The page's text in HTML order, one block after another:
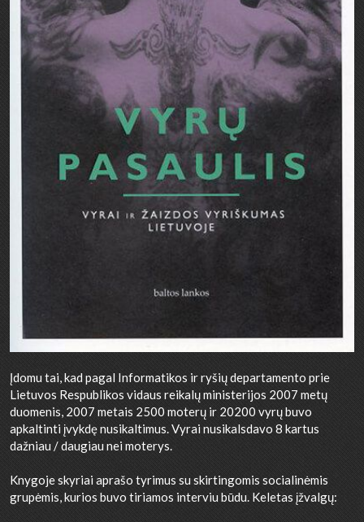
Įdomu tai, kad pagal Informatikos ir ryšių departamento prie
Lietuvos Respublikos vidaus reikalų ministerijos 2007 metų
duomenis, 2007 metais 2500 moterų ir 20200 vyrų buvo
apkaltinti įvykdę nusikaltimus. Vyrai nusikalsdavo 8 kartus
dažniau / daugiau nei moterys.
Knygoje skyriai aprašo tyrimus su skirtingomis socialinėmis
grupėmis, kurios buvo tiriamos interviu būdu. Keletas įžvalgų: